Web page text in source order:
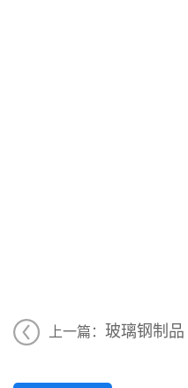
上一篇： 玻璃钢制品